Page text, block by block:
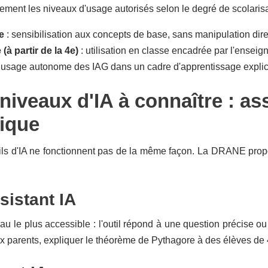
les niveaux d'usage autorisés selon le degré de
: sensibilisation aux concepts de base, sans manipulation
(à partir de la 4e) : utilisation en classe encadrée par
autonome des IAG dans un cadre d'apprentissage
d'IA à connaître :
d'IA ne fonctionnent pas de la même façon. La DRANE
IA
le plus accessible : l'outil répond à une question précise
parents, expliquer le théorème de Pythagore à des élèves de